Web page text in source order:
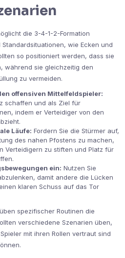
die 3-4-1-2-Formation
wie Ecken und
so positioniert werden, dass sie
während sie gleichzeitig den
zu vermeiden.
offensiven Mittelfeldspieler:
schaffen und als Ziel für
indem er Verteidiger von den
Läufe: Fordern Sie die Stürmer auf,
des nahen Pfostens zu machen,
Verteidigern zu stiften und Platz für
ein: Nutzen Sie
damit andere die Lücken
klaren Schuss auf das Tor
spezifischer Routinen die
verschiedene Szenarien üben,
mit ihren Rollen vertraut sind